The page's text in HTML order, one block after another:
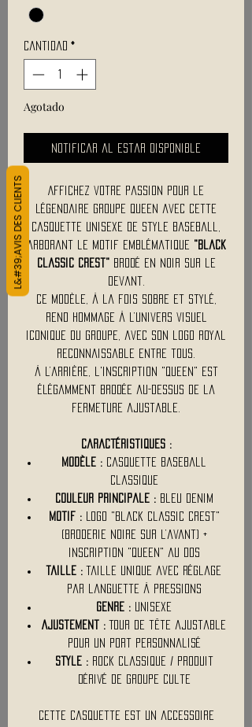
Cantidad *
Agotado
Notificar al estar disponible
Affichez votre passion pour le
légendaire groupe Queen avec cette
casquette unisexe de style baseball,
arborant le motif emblématique
"Black
Classic Crest"brodé en noir sur le
devant.
Ce modèle, à la fois sobre et stylé,
rend hommage à l’univers visuel
iconique du groupe, avec son logo royal
reconnaissable entre tous.
À l’arrière, l'inscription "QUEEN" est
élégamment brodée au-dessus de la
fermeture ajustable.
Caractéristiques :
Modèle : Casquette baseball
classique
Couleur principale :Bleu denim
Motif :Logo "Black Classic Crest"
(broderie noire sur l’avant) +
inscription "QUEEN" au dos
Taille : Taille unique avec réglage
par languette à pressions
Genre : Unisexe
Ajustement : Tour de tête ajustable
pour un port personnalisé
Style :Rock classique / produit
dérivé de groupe culte
Cette casquette est un accessoire
L&#39;AVIS DES CLIENTS